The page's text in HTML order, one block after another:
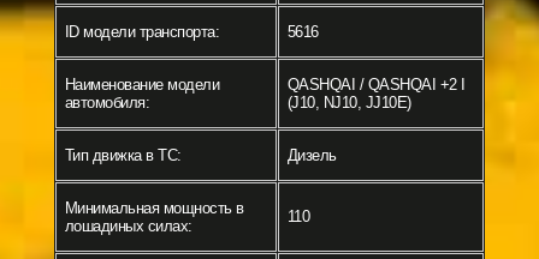
ID модели транспорта: 5616
Наименование модели
автомобиля:
QASHQAI / QASHQAI +2 I
(J10, NJ10, JJ10E)
Тип движка в ТС: Дизель
Минимальная мощность в
лошадиных силах:
110